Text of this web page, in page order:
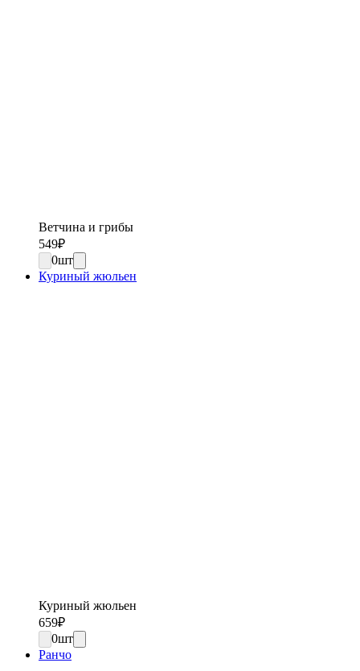
Ветчина и грибы
549₽
0шт
Куриный жюльен
Куриный жюльен
659₽
0шт
Ранчо